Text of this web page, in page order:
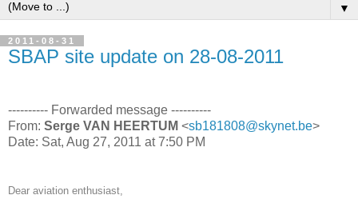
▼
2011-08-31
SBAP site update on 28-08-2011
---------- Forwarded message ----------
From: Serge VAN HEERTUM <sb181808@skynet.be>
Date: Sat, Aug 27, 2011 at 7:50 PM
Dear aviation enthusiast,